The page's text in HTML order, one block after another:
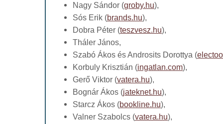
Nagy Sándor (groby.hu),
Sós Erik (brands.hu),
Dobra Péter (teszvesz.hu),
Tháler János,
Szabó Ákos és Androsits Dorottya (
Korbuly Krisztián (ingatlan.com),
Gerő Viktor (vatera.hu),
Bognár Ákos (jateknet.hu),
Starcz Ákos (bookline.hu),
Valner Szabolcs (vatera.hu),